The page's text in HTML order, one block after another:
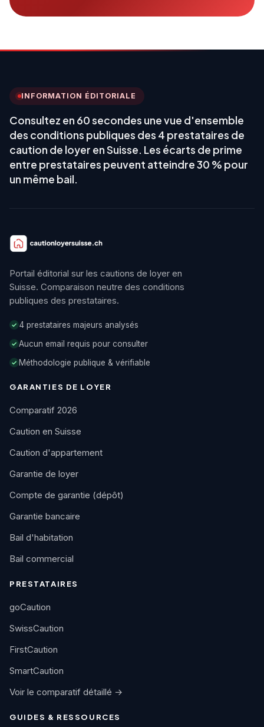
INFORMATION ÉDITORIALE
Consultez en 60 secondes une vue d'ensemble
des conditions publiques des 4 prestataires de
caution de loyer en Suisse. Les écarts de prime
entre prestataires peuvent atteindre 30 % pour
un même bail.
Portail éditorial sur les cautions de loyer en
Suisse. Comparaison neutre des conditions
publiques des prestataires.
✓ 4 prestataires majeurs analysés
✓ Aucun email requis pour consulter
✓ Méthodologie publique & vérifiable
GARANTIES DE LOYER
Comparatif 2026
Caution en Suisse
Caution d'appartement
Garantie de loyer
Compte de garantie (dépôt)
Garantie bancaire
Bail d'habitation
Bail commercial
PRESTATAIRES
goCaution
SwissCaution
FirstCaution
SmartCaution
Voir le comparatif détaillé →
GUIDES & RESSOURCES